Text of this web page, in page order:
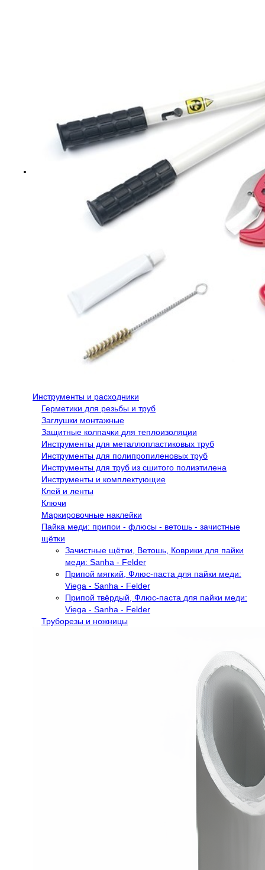
Инструменты и расходники
Герметики для резьбы и труб
Заглушки монтажные
Защитные колпачки для теплоизоляции
Инструменты для металлопластиковых труб
Инструменты для полипропиленовых труб
Инструменты для труб из сшитого полиэтилена
Инструменты и комплектующие
Клей и ленты
Ключи
Маркировочные наклейки
Пайка меди: припои - флюсы - ветошь - зачистные
щётки
Зачистные щётки, Ветошь, Коврики для пайки
меди: Sanha - Felder
Припой мягкий, Флюс-паста для пайки меди:
Viega - Sanha - Felder
Припой твёрдый, Флюс-паста для пайки меди:
Viega - Sanha - Felder
Труборезы и ножницы